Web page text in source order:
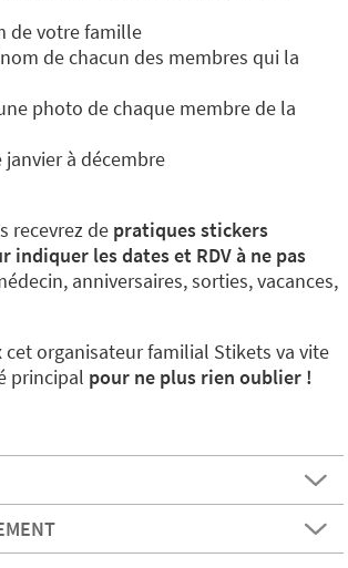
de votre famille
de chacun des membres qui la
photo de chaque membre de la
janvier à décembre
recevrez de pratiques stickers
indiquer les dates et RDV à ne pas
anniversaires, sorties, vacances,
organisateur familial Stikets va vite
principal pour ne plus rien oublier !